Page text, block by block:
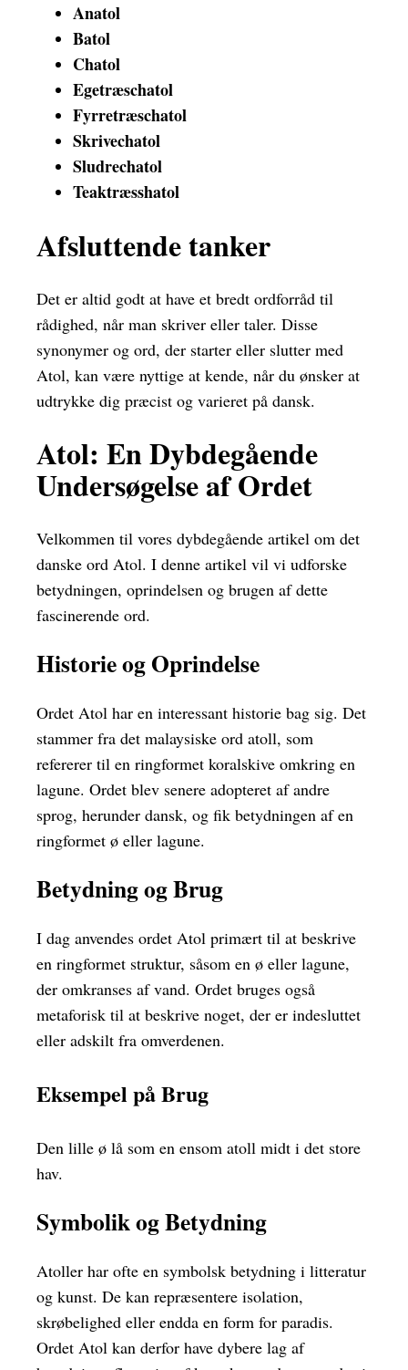
Anatol
Batol
Chatol
Egetræschatol
Fyrretræschatol
Skrivechatol
Sludrechatol
Teaktræsshatol
Afsluttende tanker
Det er altid godt at have et bredt ordforråd til
rådighed, når man skriver eller taler. Disse
synonymer og ord, der starter eller slutter med
Atol, kan være nyttige at kende, når du ønsker at
udtrykke dig præcist og varieret på dansk.
Atol: En Dybdegående
Undersøgelse af Ordet
Velkommen til vores dybdegående artikel om det
danske ord Atol. I denne artikel vil vi udforske
betydningen, oprindelsen og brugen af dette
fascinerende ord.
Historie og Oprindelse
Ordet Atol har en interessant historie bag sig. Det
stammer fra det malaysiske ord atoll, som
refererer til en ringformet koralskive omkring en
lagune. Ordet blev senere adopteret af andre
sprog, herunder dansk, og fik betydningen af en
ringformet ø eller lagune.
Betydning og Brug
I dag anvendes ordet Atol primært til at beskrive
en ringformet struktur, såsom en ø eller lagune,
der omkranses af vand. Ordet bruges også
metaforisk til at beskrive noget, der er indesluttet
eller adskilt fra omverdenen.
Eksempel på Brug
Den lille ø lå som en ensom atoll midt i det store
hav.
Symbolik og Betydning
Atoller har ofte en symbolsk betydning i litteratur
og kunst. De kan repræsentere isolation,
skrøbelighed eller endda en form for paradis.
Ordet Atol kan derfor have dybere lag af